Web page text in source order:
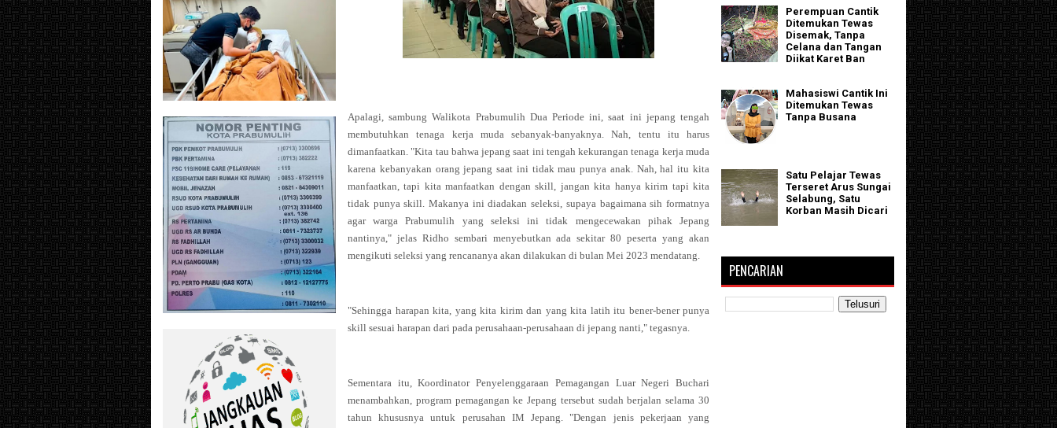
Apalagi, sambung Walikota Prabumulih Dua Periode ini, saat ini jepang tengah
membutuhkan tenaga kerja muda sebanyak-banyaknya. Nah, tentu itu harus
dimanfaatkan. "Kita tau bahwa jepang saat ini tengah kekurangan tenaga kerja muda
karena kebanyakan orang jepang saat ini tidak mau punya anak. Nah, hal itu kita
manfaatkan, tapi kita manfaatkan dengan skill, jangan kita hanya kirim tapi kita
tidak punya skill. Makanya ini diadakan seleksi, supaya bagaimana sih formatnya
agar warga Prabumulih yang seleksi ini tidak mengecewakan pihak Jepang
nantinya," jelas Ridho sembari menyebutkan ada sekitar 80 peserta yang akan
mengikuti seleksi yang rencananya akan dilakukan di bulan Mei 2023 mendatang.
"Sehingga harapan kita, yang kita kirim dan yang kita latih itu bener-bener punya
skill sesuai harapan dari pada perusahaan-perusahaan di jepang nanti," tegasnya.
Sementara itu, Koordinator Penyelenggaraan Pemagangan Luar Negeri Buchari
menambahkan, program pemagangan ke Jepang tersebut sudah berjalan selama 30
tahun khususnya untuk perusahan IM Jepang. "Dengan jenis pekerjaan yang
Perempuan Cantik
Ditemukan Tewas
Disemak, Tanpa
Celana dan Tangan
Diikat Karet Ban
Mahasiswi Cantik Ini
Ditemukan Tewas
Tanpa Busana
Satu Pelajar Tewas
Terseret Arus Sungai
Selabung, Satu
Korban Masih Dicari
PENCARIAN